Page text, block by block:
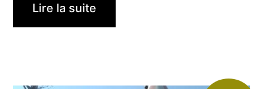
Lire la suite